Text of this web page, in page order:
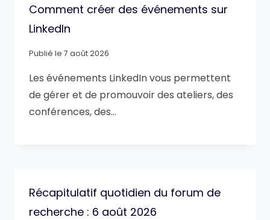
Comment créer des événements sur
LinkedIn
Publié le 7 août 2026
Les événements LinkedIn vous permettent
de gérer et de promouvoir des ateliers, des
conférences, des…
Récapitulatif quotidien du forum de
recherche : 6 août 2026